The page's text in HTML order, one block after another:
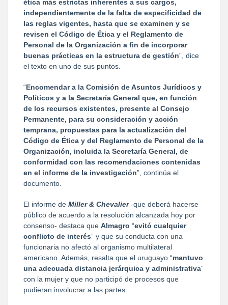
ética más estrictas inherentes a sus cargos,
independientemente de la falta de especificidad de
las reglas vigentes, hasta que se examinen y se
revisen el Código de Ética y el Reglamento de
Personal de la Organización a fin de incorporar
buenas prácticas en la estructura de gestión”, dice
el texto en uno de sus puntos.
“Encomendar a la Comisión de Asuntos Jurídicos y
Políticos y a la Secretaría General que, en función
de los recursos existentes, presente al Consejo
Permanente, para su consideración y acción
temprana, propuestas para la actualización del
Código de Ética y del Reglamento de Personal de la
Organización, incluida la Secretaría General, de
conformidad con las recomendaciones contenidas
en el informe de la investigación”, continúa el
documento.
El informe de Miller & Chevalier-que deberá hacerse
público de acuerdo a la resolución alcanzada hoy por
consenso- destaca que Almagro “evitó cualquier
conflicto de interés” y que su conducta con una
funcionaria no afectó al organismo multilateral
americano. Además, resalta que el uruguayo “mantuvo
una adecuada distancia jerárquica y administrativa”
con la mujer y que no participó de procesos que
pudieran involucrar a las partes.